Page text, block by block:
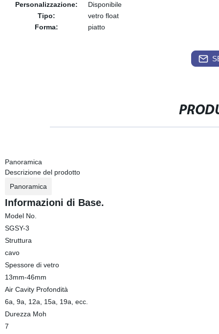
Personalizzazione:
Disponibile
Tipo:
vetro float
Forma:
piatto
Panoramica
Descrizione del prodotto
Panoramica
Informazioni di Base.
Model No.
SGSY-3
Struttura
cavo
Spessore di vetro
13mm-46mm
Air Cavity Profondità
6a, 9a, 12a, 15a, 19a, ecc.
Durezza Moh
7